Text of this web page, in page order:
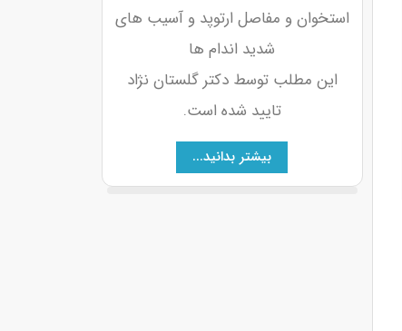
استخوان و مفاصل ارتوپد و آسیب های
شدید اندام ها
این مطلب توسط دکتر گلستان نژاد
تایید شده است.
بیشتر بدانید...